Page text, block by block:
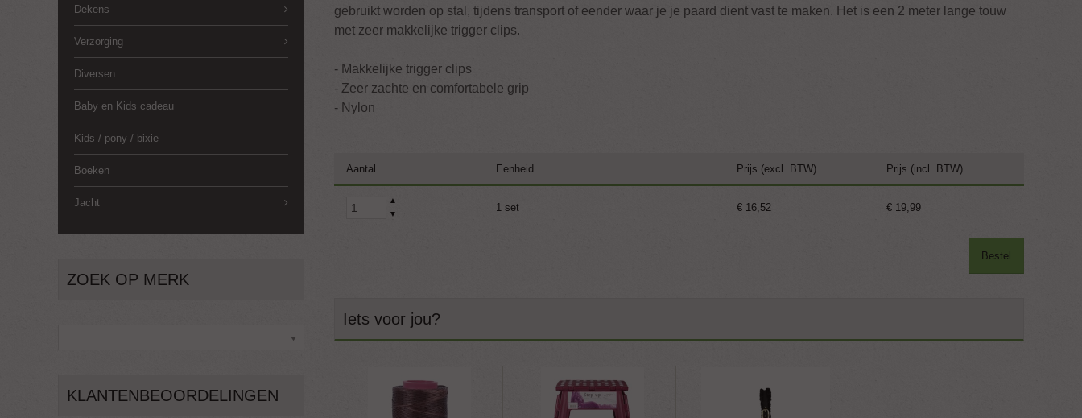
Dekens
Verzorging
Diversen
Baby en Kids cadeau
Kids / pony / bixie
Boeken
Jacht
gebruikt worden op stal, tijdens transport of eender waar je je paard dient vast te maken. Het is een 2 meter lange touw
met zeer makkelijke trigger clips.
- Makkelijke trigger clips
- Zeer zachte en comfortabele grip
- Nylon
Aantal Eenheid Prijs (excl. BTW) Prijs (incl. BTW)
▲
▼
1 set € 16,52 € 19,99
Bestel
Iets voor jou?
ZOEK OP MERK
KLANTENBEOORDELINGEN